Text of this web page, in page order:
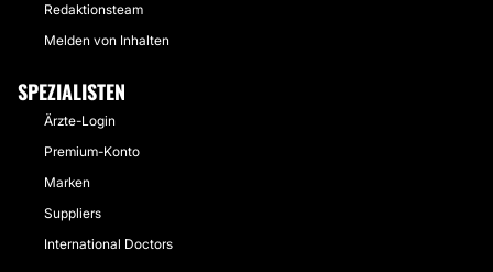
Redaktionsteam
Melden von Inhalten
SPEZIALISTEN
Ärzte-Login
Premium-Konto
Marken
Suppliers
International Doctors